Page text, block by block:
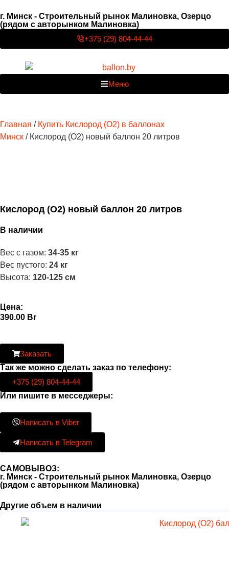
г. Минск - Строительный рынок Малиновка, Озерцо
(рядом с авторынком Малиновка)
+375 (29) 804-44-44
Меню
Главная / Купить Кислород (O2) в баллонах
Минск / Кислород (O2) новый баллон 20 литров
Кислород (O2) новый баллон 20 литров
В наличии
Вес с газом: 34-35 кг
Вес пустого: 24 кг
Высота: 120-125 см
Цена:
390.00 Br
Заказать
Так же можно сделать заказ по телефону:
+375 (29) 804-44-44
Или пишите в месседжеры:
Написать в Viber
Написать в Telegram
САМОВЫВОЗ:
г. Минск - Строительный рынок Малиновка, Озерцо
(рядом с авторынком Малиновка)
Другие объем в наличии